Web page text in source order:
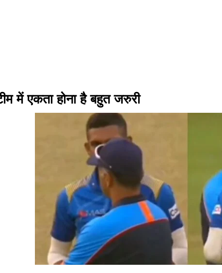
में एकता होना है बहुत जरुरी